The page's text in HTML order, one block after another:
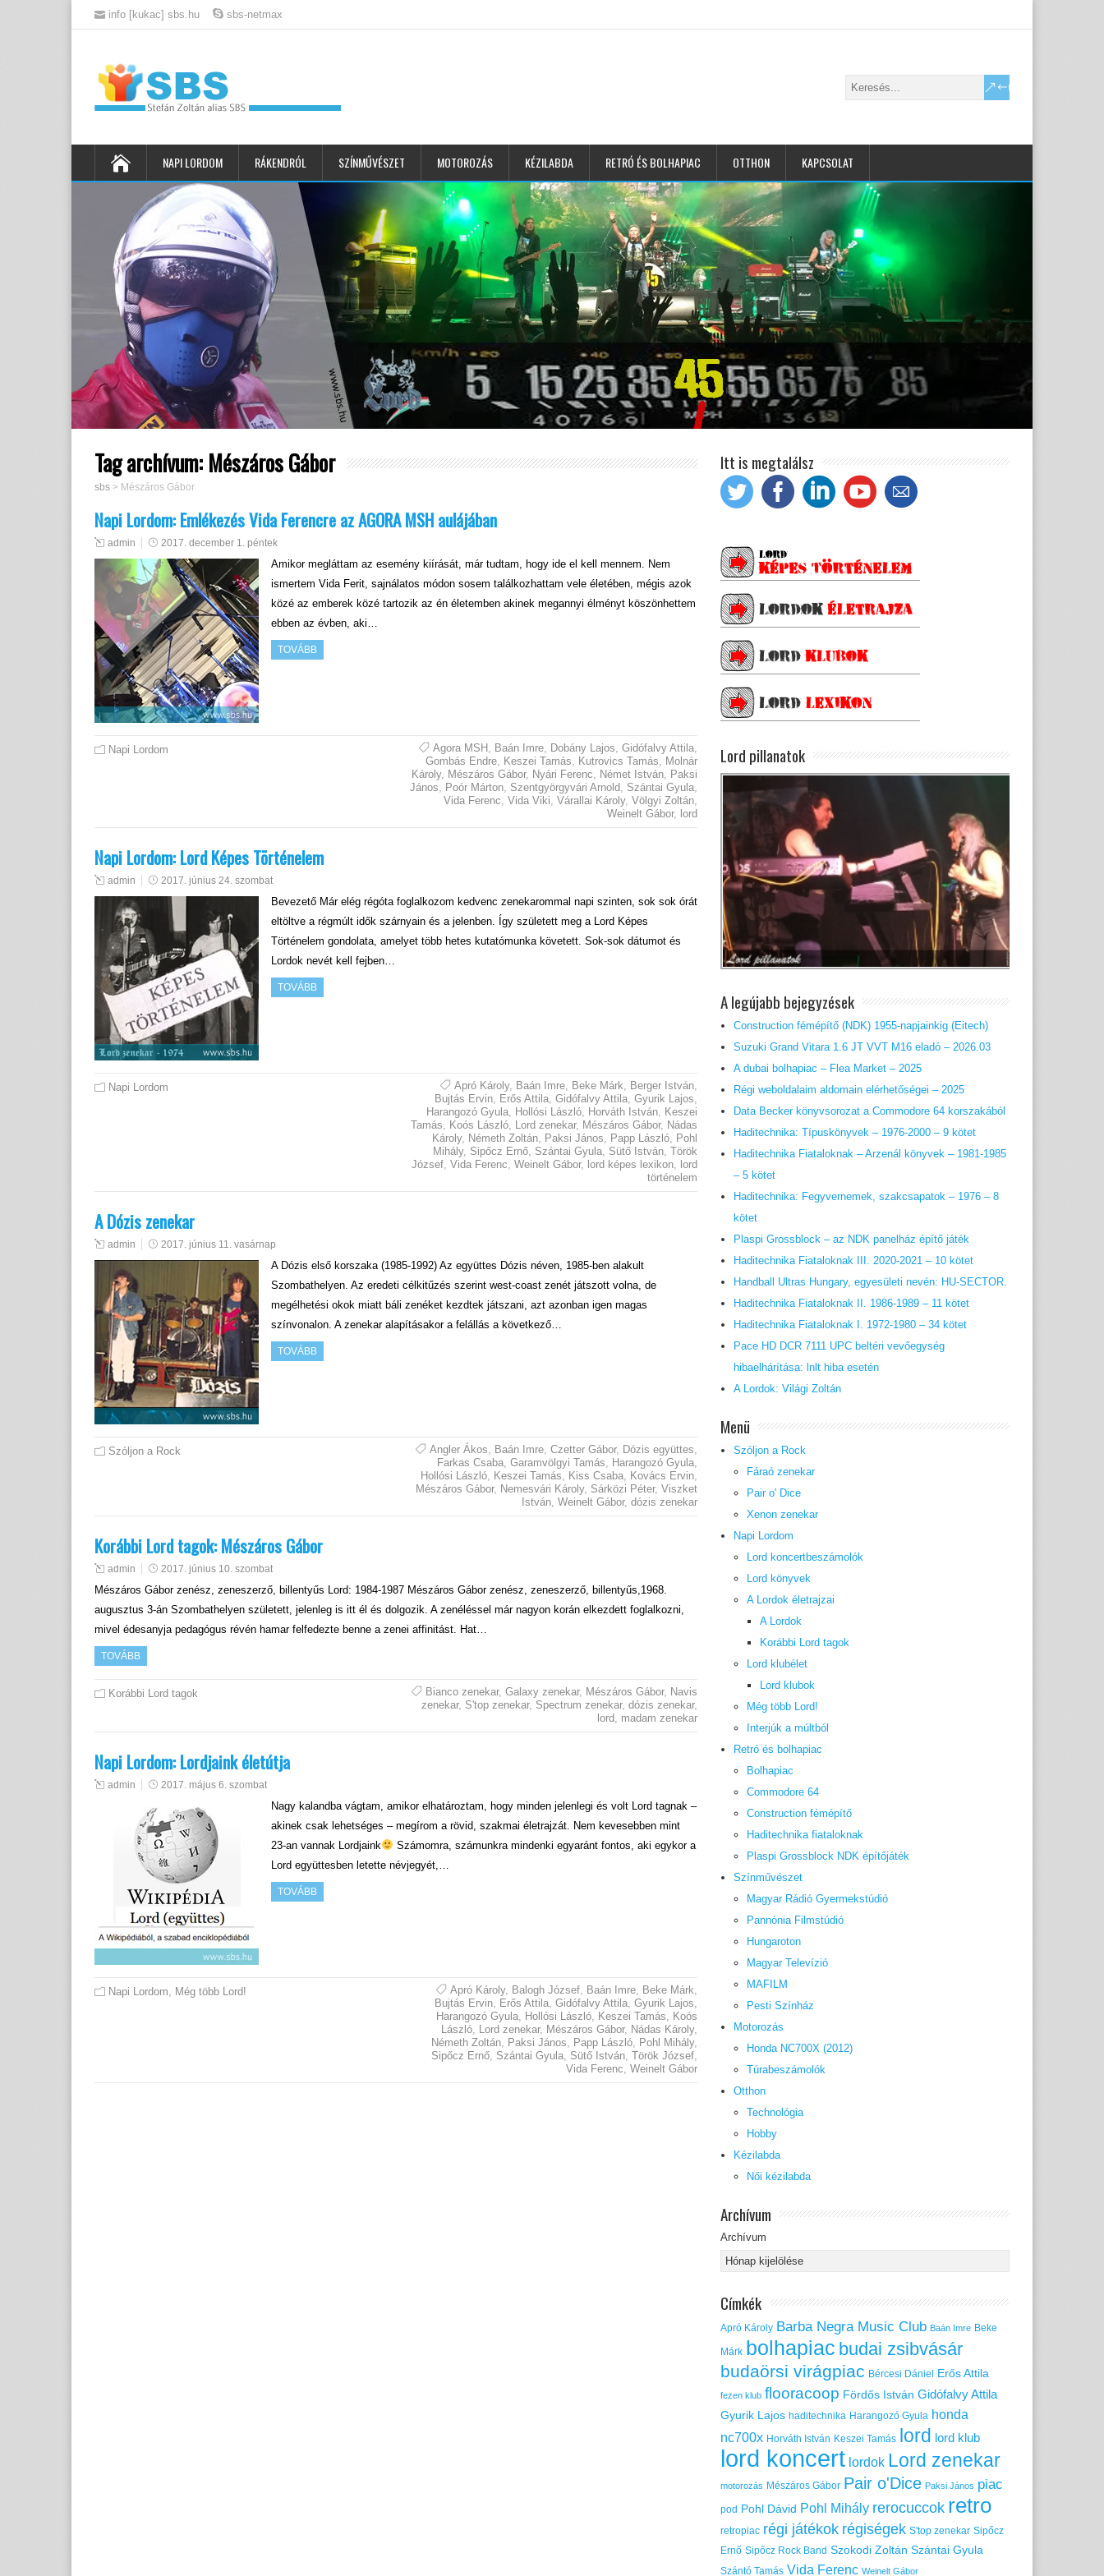
info [kukac] sbs.hu sbs-netmax
NAPI LORDOM RÁKENDRÓL SZÍNMŰVÉSZET MOTOROZÁS KÉZILABDA RETRÓ ÉS BOLHAPIAC OTTHON KAPCSOLAT
Tag archívum: Mészáros Gábor
sbs > Mészáros Gábor
Napi Lordom: Emlékezés Vida Ferencre az AGORA MSH aulájában
admin 2017. december 1. péntek
Amikor megláttam az esemény kiírását, már tudtam, hogy ide el kell mennem. Nem
ismertem Vida Ferit, sajnálatos módon sosem találkozhattam vele életében, mégis azok
közé az emberek közé tartozik az én életemben akinek megannyi élményt köszönhettem
ebben az évben, aki…
TOVÁBB
Napi Lordom Agora MSH , Baán Imre, Dobány Lajos, Gidófalvy Attila,
Gombás Endre, Keszei Tamás, Kutrovics Tamás, Molnár
Károly, Mészáros Gábor, Nyári Ferenc, Német István, Paksi
János, Poór Márton, Szentgyörgyvári Arnold, Szántai Gyula,
Vida Ferenc, Vida Viki, Várallai Károly, Völgyi Zoltán,
Weinelt Gábor, lord
Napi Lordom: Lord Képes Történelem
admin 2017. június 24. szombat
Bevezető Már elég régóta foglalkozom kedvenc zenekarommal napi szinten, sok sok órát
eltöltve a régmúlt idők szárnyain és a jelenben. Így született meg a Lord Képes
Történelem gondolata, amelyet több hetes kutatómunka követett. Sok-sok dátumot és
Lordok nevét kell fejben…
TOVÁBB
Napi Lordom Apró Károly, Baán Imre, Beke Márk, Berger István,
Bujtás Ervin, Erős Attila, Gidófalvy Attila, Gyurik Lajos,
Harangozó Gyula, Hollósi László, Horváth István, Keszei
Tamás, Koós László, Lord zenekar, Mészáros Gábor, Nádas
Károly, Németh Zoltán, Paksi János, Papp László, Pohl
Mihály, Sipőcz Ernő, Szántai Gyula, Sütő István, Török
József, Vida Ferenc, Weinelt Gábor, lord képes lexikon, lord
történelem
A Dózis zenekar
admin 2017. június 11. vasárnap
A Dózis első korszaka (1985-1992) Az együttes Dózis néven, 1985-ben alakult
Szombathelyen. Az eredeti célkitűzés szerint west-coast zenét játszott volna, de
megélhetési okok miatt báli zenéket kezdtek játszani, azt azonban igen magas
színvonalon. A zenekar alapításakor a felállás a következő…
TOVÁBB
Szóljon a Rock Angler Ákos, Baán Imre, Czetter Gábor, Dózis együttes,
Farkas Csaba, Garamvölgyi Tamás, Harangozó Gyula,
Hollósi László, Keszei Tamás, Kiss Csaba, Kovács Ervin,
Mészáros Gábor, Nemesvári Károly, Sárközi Péter, Viszket
István, Weinelt Gábor, dózis zenekar
Korábbi Lord tagok: Mészáros Gábor
admin 2017. június 10. szombat
Mészáros Gábor zenész, zeneszerző, billentyűs Lord: 1984-1987 Mészáros Gábor zenész, zeneszerző, billentyűs,1968.
augusztus 3-án Szombathelyen született, jelenleg is itt él és dolgozik. A zenéléssel már nagyon korán elkezdett foglalkozni,
mivel édesanyja pedagógus révén hamar felfedezte benne a zenei affinitást. Hat…
TOVÁBB
Korábbi Lord tagok Bianco zenekar, Galaxy zenekar, Mészáros Gábor, Navis
zenekar, S'top zenekar, Spectrum zenekar, dózis zenekar,
lord, madam zenekar
Napi Lordom: Lordjaink életútja
admin 2017. május 6. szombat
Nagy kalandba vágtam, amikor elhatároztam, hogy minden jelenlegi és volt Lord tagnak –
akinek csak lehetséges – megírom a rövid, szakmai életrajzát. Nem kevesebben mint
23-an vannak Lordjaink
Számomra, számunkra mindenki egyaránt fontos, aki egykor a
Lord együttesben letette névjegyét,…
TOVÁBB
Napi Lordom, Még több Lord! Apró Károly, Balogh József, Baán Imre, Beke Márk,
Bujtás Ervin, Erős Attila, Gidófalvy Attila, Gyurik Lajos,
Harangozó Gyula, Hollósi László, Keszei Tamás, Koós
László, Lord zenekar, Mészáros Gábor, Nádas Károly,
Németh Zoltán, Paksi János, Papp László, Pohl Mihály,
Sipőcz Ernő, Szántai Gyula, Sütő István, Török József,
Vida Ferenc, Weinelt Gábor
Itt is megtalálsz
Lord pillanatok
A legújabb bejegyzések
Construction fémépítő (NDK) 1955-napjainkig (Eitech)
Suzuki Grand Vitara 1.6 JT VVT M16 eladó – 2026.03
A dubai bolhapiac – Flea Market – 2025
Régi weboldalaim aldomain elérhetőségei – 2025
Data Becker könyvsorozat a Commodore 64 korszakából
Haditechnika: Típuskönyvek – 1976-2000 – 9 kötet
Haditechnika Fiataloknak – Arzenál könyvek – 1981-1985
– 5 kötet
Haditechnika: Fegyvernemek, szakcsapatok – 1976 – 8
kötet
Plaspi Grossblock – az NDK panelház építő játék
Haditechnika Fiataloknak III. 2020-2021 – 10 kötet
Handball Ultras Hungary, egyesületi nevén: HU-SECTOR.
Haditechnika Fiataloknak II. 1986-1989 – 11 kötet
Haditechnika Fiataloknak I. 1972-1980 – 34 kötet
Pace HD DCR 7111 UPC beltéri vevőegység
hibaelhárítása: lnlt hiba esetén
A Lordok: Világi Zoltán
Menü
Szóljon a Rock
Fáraó zenekar
Pair o' Dice
Xenon zenekar
Napi Lordom
Lord koncertbeszámolók
Lord könyvek
A Lordok életrajzai
A Lordok
Korábbi Lord tagok
Lord klubélet
Lord klubok
Még több Lord!
Interjúk a múltból
Retró és bolhapiac
Bolhapiac
Commodore 64
Construction fémépítő
Haditechnika fiataloknak
Plaspi Grossblock NDK építőjáték
Színművészet
Magyar Rádió Gyermekstúdió
Pannónia Filmstúdió
Hungaroton
Magyar Televízió
MAFILM
Pesti Színház
Motorozás
Honda NC700X (2012)
Túrabeszámolók
Otthon
Technológia
Hobby
Kézilabda
Női kézilabda
Archívum
Archívum
Címkék
Apró Károly Barba Negra Music Club Baán Imre Beke
Márk bolhapiac budai zsibvásár
budaörsi virágpiac Bércesi Dániel Erős Attila
fezen klub flooracoop Fördős István Gidófalvy Attila
Gyurik Lajos haditechnika Harangozó Gyula honda
nc700x Horváth István Keszei Tamás lord lord klub
lord koncert lordok Lord zenekar
motorozás Mészáros Gábor Pair o'Dice Paksi János piac
pod Pohl Dávid Pohl Mihály rerocuccok retro
retropiac régi játékok régiségek S'top zenekar Sipőcz
Ernő Sipőcz Rock Band Szokodi Zoltán Szántai Gyula
Szántó Tamás Vida Ferenc Weinelt Gábor